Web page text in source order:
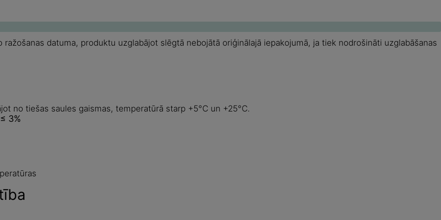
datuma, produktu uzglabājot slēgtā nebojātā oriģinālajā iepakojumā, ja tiek nodrošināti uzglabāšanas
no tiešas saules gaismas, temperatūrā starp +5°C un +25°C.
3%